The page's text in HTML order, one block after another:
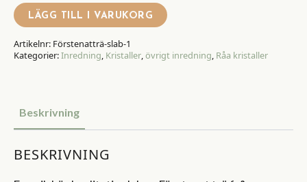
LÄGG TILL I VARUKORG
Artikelnr: Förstenatträ-slab-1
Kategorier:Inredning, Kristaller,övrigt inredning, Råa kristaller
Beskrivning
BESKRIVNING